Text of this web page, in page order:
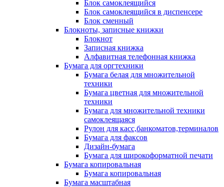
Блок самоклеящийся
Блок самоклеящийся в диспенсере
Блок сменный
Блокноты, записные книжки
Блокнот
Записная книжка
Алфавитная телефонная книжка
Бумага для оргтехники
Бумага белая для множительной
техники
Бумага цветная для множительной
техники
Бумага для множительной техники
самоклеящаяся
Рулон для касс,банкоматов,терминалов
Бумага для факсов
Дизайн-бумага
Бумага для широкоформатной печати
Бумага копировальная
Бумага копировальная
Бумага масштабная